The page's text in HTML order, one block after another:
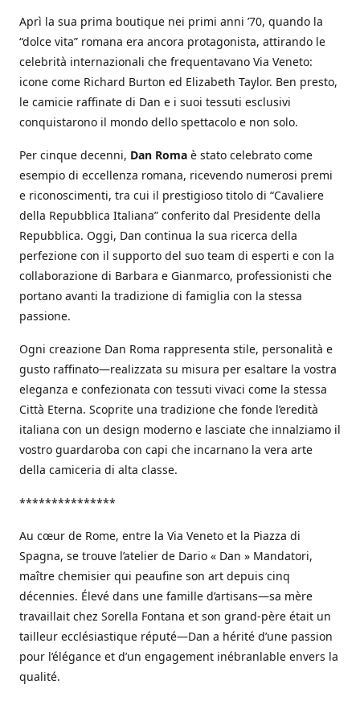
Aprì la sua prima boutique nei primi anni ’70, quando la
“dolce vita” romana era ancora protagonista, attirando le
celebrità internazionali che frequentavano Via Veneto:
icone come Richard Burton ed Elizabeth Taylor. Ben presto,
le camicie raffinate di Dan e i suoi tessuti esclusivi
conquistarono il mondo dello spettacolo e non solo.
Per cinque decenni, Dan Roma è stato celebrato come
esempio di eccellenza romana, ricevendo numerosi premi
e riconoscimenti, tra cui il prestigioso titolo di “Cavaliere
della Repubblica Italiana” conferito dal Presidente della
Repubblica. Oggi, Dan continua la sua ricerca della
perfezione con il supporto del suo team di esperti e con la
collaborazione di Barbara e Gianmarco, professionisti che
portano avanti la tradizione di famiglia con la stessa
passione.
Ogni creazione Dan Roma rappresenta stile, personalità e
gusto raffinato—realizzata su misura per esaltare la vostra
eleganza e confezionata con tessuti vivaci come la stessa
Città Eterna. Scoprite una tradizione che fonde l’eredità
italiana con un design moderno e lasciate che innalziamo il
vostro guardaroba con capi che incarnano la vera arte
della camiceria di alta classe.
***************
Au cœur de Rome, entre la Via Veneto et la Piazza di
Spagna, se trouve l’atelier de Dario « Dan » Mandatori,
maître chemisier qui peaufine son art depuis cinq
décennies. Élevé dans une famille d’artisans—sa mère
travaillait chez Sorella Fontana et son grand-père était un
tailleur ecclésiastique réputé—Dan a hérité d’une passion
pour l’élégance et d’un engagement inébranlable envers la
qualité.